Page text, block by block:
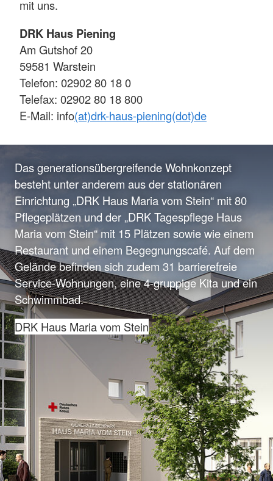
mit uns.
DRK Haus Piening
Am Gutshof 20
59581 Warstein
Telefon: 02902 80 18 0
Telefax: 02902 80 18 800
E-Mail: info(at)drk-haus-piening(dot)de
Das generationsübergreifende Wohnkonzept
besteht unter anderem aus der stationären
Einrichtung „DRK Haus Maria vom Stein“ mit 80
Pflegeplätzen und der „DRK Tagespflege Haus
Maria vom Stein“ mit 15 Plätzen sowie wie einem
Restaurant und einem Begegnungscafé. Auf dem
Gelände befinden sich zudem 31 barrierefreie
Service-Wohnungen, eine 4-gruppige Kita und ein
Schwimmbad.
DRK Haus Maria vom Stein